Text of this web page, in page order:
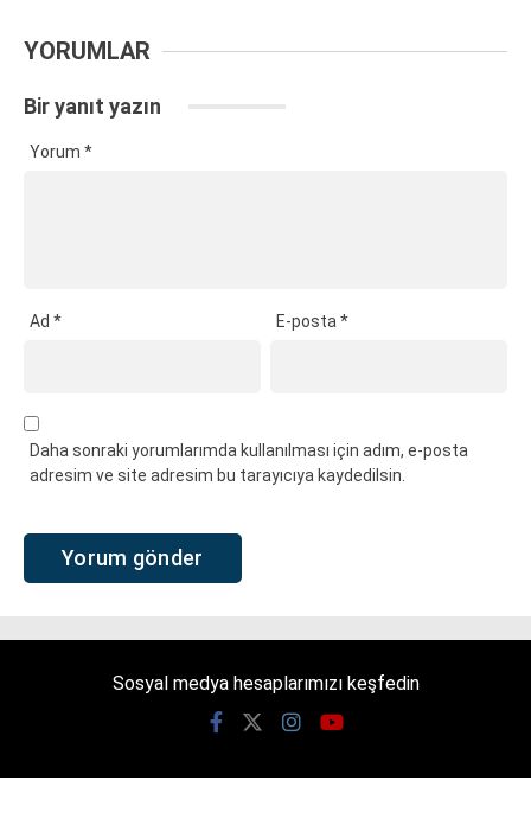
YORUMLAR
Bir yanıt yazın
Yorum *
Ad * E-posta*
Daha sonraki yorumlarımda kullanılması için adım, e-posta
adresim ve site adresim bu tarayıcıya kaydedilsin.
Sosyal medya hesaplarımızı keşfedin